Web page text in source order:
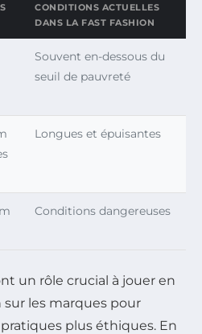
CONDITIONS ACTUELLES
DANS LA FAST FASHION
Souvent en-dessous du
seuil de pauvreté
Longues et épuisantes
Conditions dangereuses
un rôle crucial à jouer en
les marques pour
plus éthiques. En